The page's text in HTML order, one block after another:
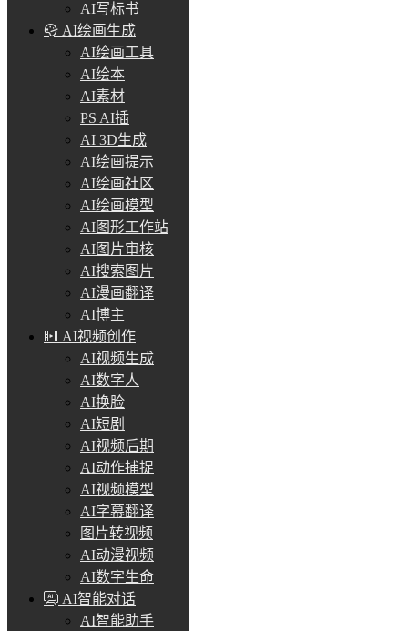
AI写标书
AI绘画生成
AI绘画工具
AI绘本
AI素材
PS AI插
AI 3D生成
AI绘画提示
AI绘画社区
AI绘画模型
AI图形工作站
AI图片审核
AI搜索图片
AI漫画翻译
AI博主
AI视频创作
AI视频生成
AI数字人
AI换脸
AI短剧
AI视频后期
AI动作捕捉
AI视频模型
AI字幕翻译
图片转视频
AI动漫视频
AI数字生命
AI智能对话
AI智能助手